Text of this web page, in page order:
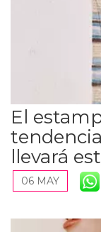
El
llevará
06 MAY